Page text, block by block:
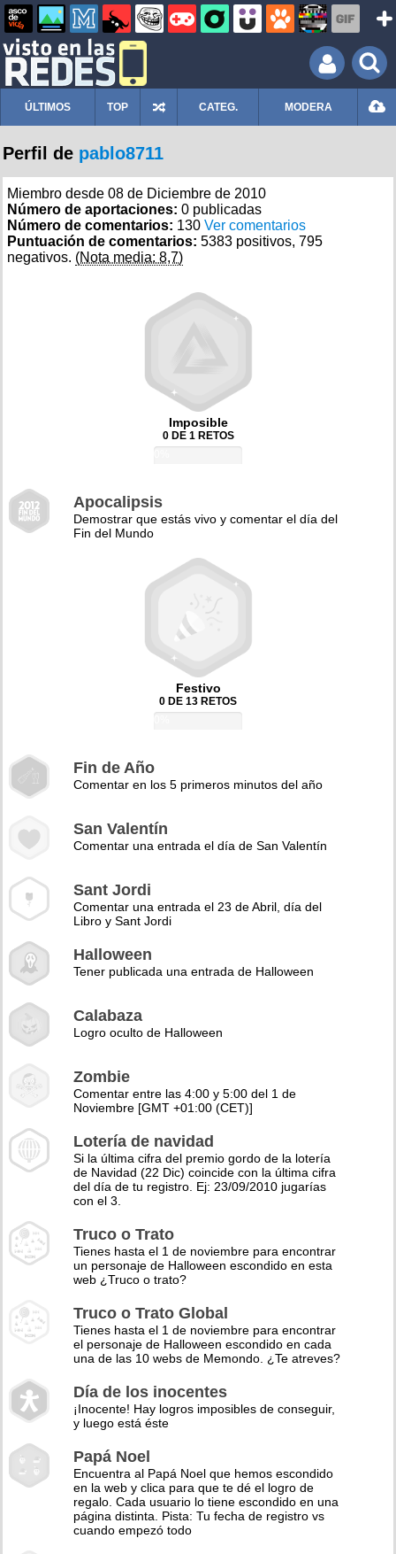
ÚLTIMOS TOP CATEG. MODERA
Perfil de pablo8711
Miembro desde 08 de Diciembre de 2010
Número de aportaciones: 0 publicadas
Número de comentarios: 130 Ver comentarios
Puntuación de comentarios: 5383 positivos, 795
negativos. (Nota media: 8,7)
Imposible
0 DE 1 RETOS
Apocalipsis
Demostrar que estás vivo y comentar el día del
Fin del Mundo
Festivo
0 DE 13 RETOS
Fin de Año
Comentar en los 5 primeros minutos del año
San Valentín
Comentar una entrada el día de San Valentín
Sant Jordi
Comentar una entrada el 23 de Abril, día del
Libro y Sant Jordi
Halloween
Tener publicada una entrada de Halloween
Calabaza
Logro oculto de Halloween
Zombie
Comentar entre las 4:00 y 5:00 del 1 de
Noviembre [GMT +01:00 (CET)]
Lotería de navidad
Si la última cifra del premio gordo de la lotería
de Navidad (22 Dic) coincide con la última cifra
del día de tu registro. Ej: 23/09/2010 jugarías
con el 3.
Truco o Trato
Tienes hasta el 1 de noviembre para encontrar
un personaje de Halloween escondido en esta
web ¿Truco o trato?
Truco o Trato Global
Tienes hasta el 1 de noviembre para encontrar
el personaje de Halloween escondido en cada
una de las 10 webs de Memondo. ¿Te atreves?
Día de los inocentes
¡Inocente! Hay logros imposibles de conseguir,
y luego está éste
Papá Noel
Encuentra al Papá Noel que hemos escondido
en la web y clica para que te dé el logro de
regalo. Cada usuario lo tiene escondido en una
página distinta. Pista: Tu fecha de registro vs
cuando empezó todo